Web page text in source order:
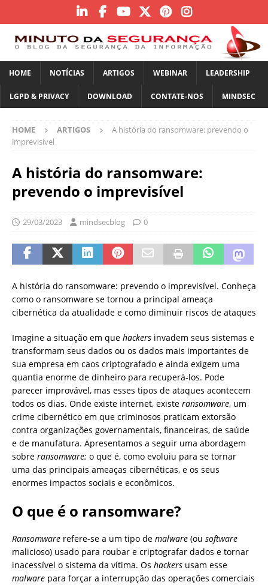
HOME NOTÍCIAS ARTIGOS WEBINAR LEADERSHIP
LGPD & PRIVACY DOWNLOAD CONTATE-NOS MINDSEC
HOME ARTIGOS
A história do ransomware: prevendo o
imprevisível
A história do ransomware:
prevendo o imprevisível
29/03/2023 mindsecblog 0
A história do ransomware: prevendo o imprevisível. Conheça
como o ransomware se tornou a principal ameaça
cibernética da atualidade e como diminuir riscos de ataques
Imagine a situação em que hackers invadem seus sistemas e
transformam seus dados ou os dados mais importantes de
sua empresa em caos criptografado e ainda exigem uma
quantia enorme de dinheiro para recuperá-los. Pode
parecer improvável, mas esses tipos de ataques acontecem
todos os dias. Onde existe internet, existe ransomware, um
crime cibernético em que criminosos praticam extorsão
contra organizações governamentais, financeiras, de saúde
e de manufatura. Apresentamos a seguir uma abordagem
sobre ransomware: o que é, como evoluiu para se tornar
uma das principais ameaças cibernéticas, e os seus
enormes impactos sociais e econômicos.
O que é o ransomware?
Ransomware refere-se a um tipo de malware (ou software
malicioso) usado para roubar e criptografar dados e tornar
inacessível o sistema da vítima. Os hackers usam esse
malware para forçar a interrupção das operações comerciais